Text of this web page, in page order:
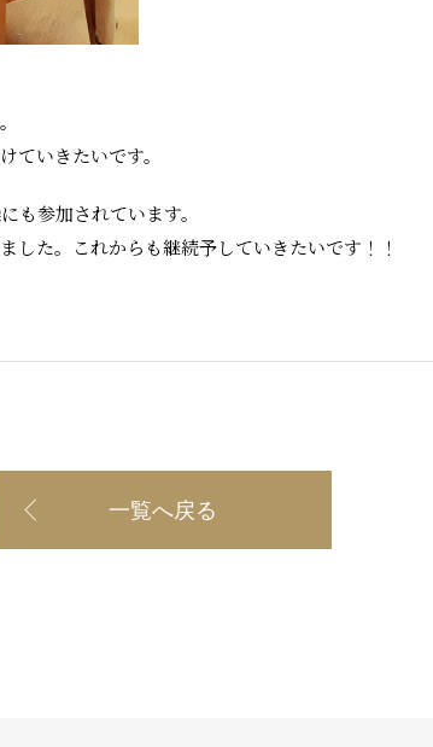
ていきたいです。
も参加されています。
した。これからも継続予していきたいです！！
一覧へ戻る